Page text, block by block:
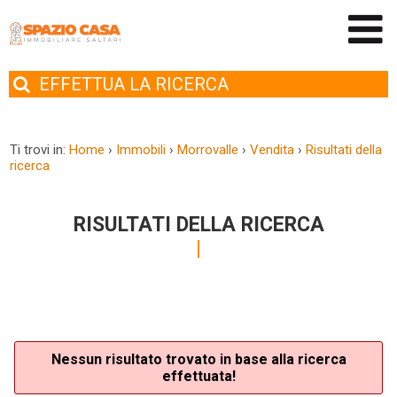
EFFETTUA LA RICERCA
Ti trovi in:Home › Immobili ›Morrovalle ›Vendita ›Risultati della
ricerca
RISULTATI DELLA RICERCA
Nessun risultato trovato in base alla ricerca
effettuata!